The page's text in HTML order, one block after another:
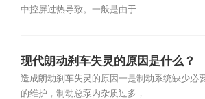
中控屏过热导致。一般是由于...
现代朗动刹车失灵的原因是什么？
造成朗动刹车失灵的原因一是制动系统缺少必
的维护，制动总泵内杂质过多，...